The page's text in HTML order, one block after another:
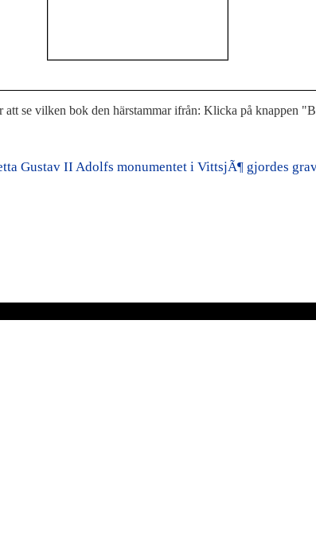
att se vilken bok den härstammar ifrån: Klicka på knappen
Gustav II Adolfs monumentet i VittsjÃ¶ gjordes